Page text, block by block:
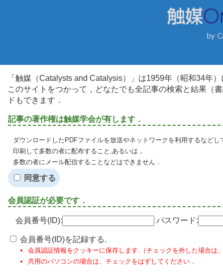
「触媒（Catalysts and Catalysis）」は1959年（昭和34年
このサイトをつかって，どなたでも全記事の検索と結果（
ドもできます．
記事の著作権は触媒学会が有します．
ダウンロードしたPDFファイルを放送やネットワークを利用するなど
印刷して多数の者に配布すること,あるいは，
多数の者にメール配信することなどはできません．
同意する
会員認証が必要です．
会員番号(ID): パスワード:
会員番号(ID)を記録する.
会員認証情報をクッキーに保存します.（チェックを外した場合は
共用のパソコンの場合は、チェックをはずしてください．